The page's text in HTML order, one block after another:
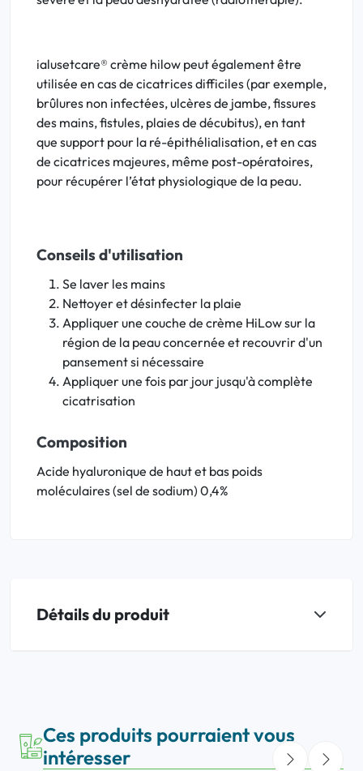
ialusetcare® crème hilow peut également être
utilisée en cas de cicatrices difficiles (par exemple,
brûlures non infectées, ulcères de jambe, fissures
des mains, fistules, plaies de décubitus), en tant
que support pour la ré-épithélialisation, et en cas
de cicatrices majeures, même post-opératoires,
pour récupérer l’état physiologique de la peau.
Conseils d'utilisation
Se laver les mains
Nettoyer et désinfecter la plaie
Appliquer une couche de crème HiLow sur la
région de la peau concernée et recouvrir d'un
pansement si nécessaire
Appliquer une fois par jour jusqu'à complète
cicatrisation
Composition
Acide hyaluronique de haut et bas poids
moléculaires (sel de sodium) 0,4%
Détails du produit
Ces produits pourraient vous
intéresser